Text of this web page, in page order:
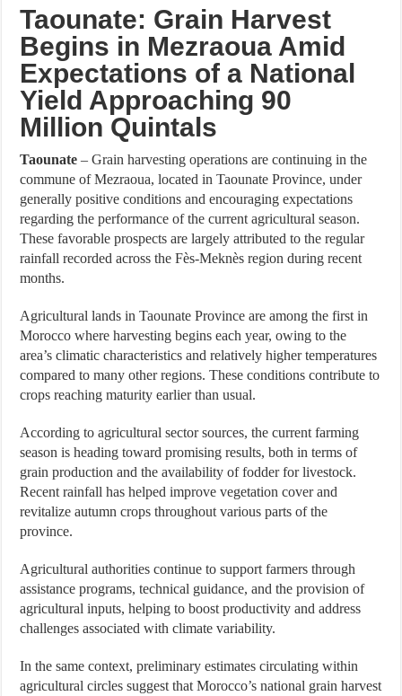
Taounate: Grain Harvest
Begins in Mezraoua Amid
Expectations of a National
Yield Approaching 90
Million Quintals
Taounate – Grain harvesting operations are continuing in the
commune of Mezraoua, located in Taounate Province, under
generally positive conditions and encouraging expectations
regarding the performance of the current agricultural season.
These favorable prospects are largely attributed to the regular
rainfall recorded across the Fès-Meknès region during recent
months.
Agricultural lands in Taounate Province are among the first in
Morocco where harvesting begins each year, owing to the
area’s climatic characteristics and relatively higher temperatures
compared to many other regions. These conditions contribute to
crops reaching maturity earlier than usual.
According to agricultural sector sources, the current farming
season is heading toward promising results, both in terms of
grain production and the availability of fodder for livestock.
Recent rainfall has helped improve vegetation cover and
revitalize autumn crops throughout various parts of the
province.
Agricultural authorities continue to support farmers through
assistance programs, technical guidance, and the provision of
agricultural inputs, helping to boost productivity and address
challenges associated with climate variability.
In the same context, preliminary estimates circulating within
agricultural circles suggest that Morocco’s national grain harvest